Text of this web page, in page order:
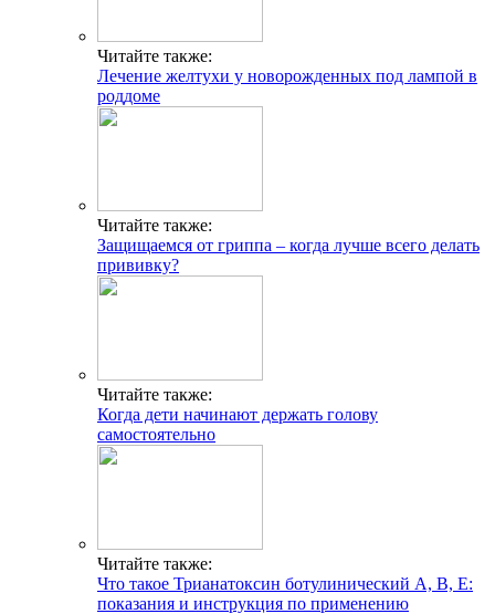
Читайте также:
Лечение желтухи у новорожденных под лампой в
роддоме
Читайте также:
Защищаемся от гриппа – когда лучше всего делать
прививку?
Читайте также:
Когда дети начинают держать голову
самостоятельно
Читайте также:
Что такое Трианатоксин ботулинический А, В, Е:
показания и инструкция по применению